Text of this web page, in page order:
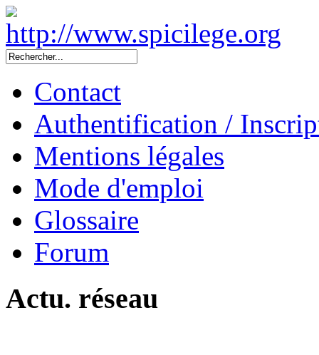
Contact
Authentification /
Mentions légales
Mode d'emploi
Glossaire
Forum
Actu. réseau